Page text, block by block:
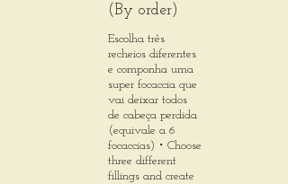
(By order)
Escolha três
recheios diferentes
e componha uma
super focaccia que
vai deixar todos
de cabeça perdida
(equivale a 6
focaccias)・Choose
three different
fillings and create